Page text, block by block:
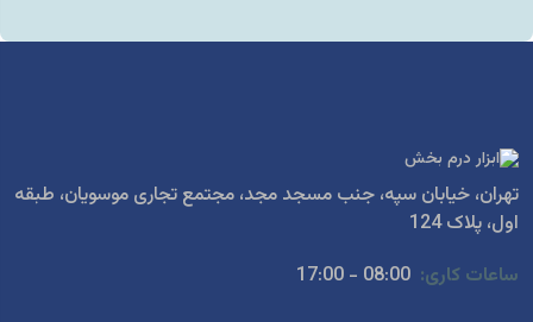
تهران، خیابان سپه، جنب مسجد مجد، مجتمع تجاری موسویان، طبقه
اول، پلاک 124
ساعات کاری: 08:00 - 17:00